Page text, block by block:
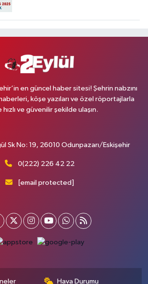
en güncel haber sitesi! Şehrin nabzını
köşe yazıları ve özel röportajlarla
hızlı ve güvenilir şekilde ulaşın.
Sk No: 19, 26010 Odunpazarı/Eskişehir
0(222) 226 42 22
[email protected]
Hava Durumu